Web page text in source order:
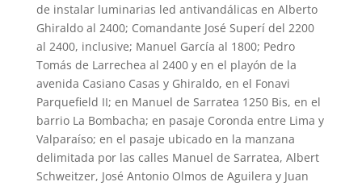
de instalar luminarias led antivandálicas en Alberto
Ghiraldo al 2400; Comandante José Superí del 2200
al 2400, inclusive; Manuel García al 1800; Pedro
Tomás de Larrechea al 2400 y en el playón de la
avenida Casiano Casas y Ghiraldo, en el Fonavi
Parquefield II; en Manuel de Sarratea 1250 Bis, en el
barrio La Bombacha; en pasaje Coronda entre Lima y
Valparaíso; en el pasaje ubicado en la manzana
delimitada por las calles Manuel de Sarratea, Albert
Schweitzer, José Antonio Olmos de Aguilera y Juan